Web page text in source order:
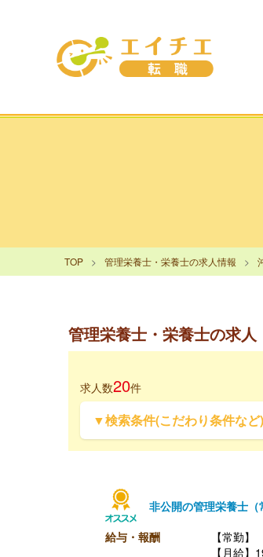
TOP 管理栄養士・栄養士の求人情報
管理栄養士・栄養士の求人
求人数20件
▼検索条件(こだわり条件な
非公開の管理栄養士（
給与・報酬
【常勤】
【月給